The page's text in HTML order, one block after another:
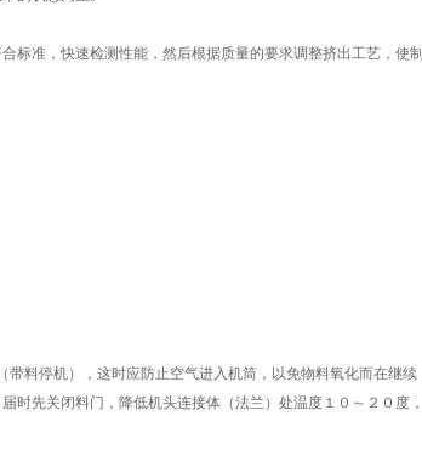
准，快速检测性能，然后根据质量的要求调整挤出工艺，使制
料停机），这时应防止空气进入机筒，以免物料氧化而在继续
时先关闭料门，降低机头连接体（法兰）处温度１０～２０度，